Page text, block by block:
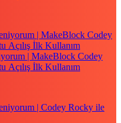
| MakeBlock Codey
Açılış İlk Kullanım